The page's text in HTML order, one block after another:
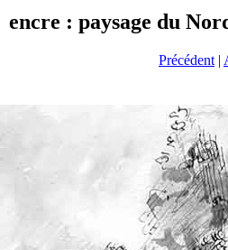
encre : paysage du
Précédent |